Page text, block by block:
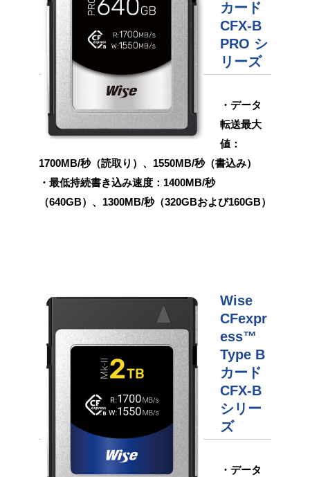
カード
CFX-B
PRO シ
リーズ
・データ
転送最大
値：
1700MB/秒（読取り）、1550MB/秒（書込み）
・最低持続書き込み速度：1400MB/秒
（640GB）、1300MB/秒（320GBおよび160GB）
Wise
CFexpr
ess™
Type B
カード
CFX-B
シリー
ズ
・データ